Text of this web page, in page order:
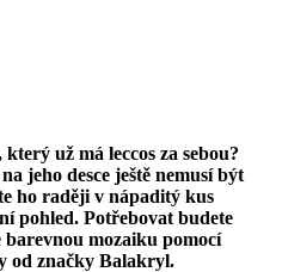
už má leccos za sebou?
jeho desce ještě nemusí být
ho raději v nápaditý kus
pohled. Potřebovat budete
mozaiku pomocí
od značky Balakryl.